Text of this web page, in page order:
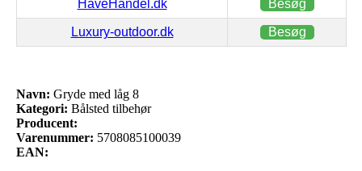
HaveHandel.dk Besøg
Luxury-outdoor.dk Besøg
Navn: Gryde med låg 8
Kategori: Bålsted tilbehør
Producent:
Varenummer: 5708085100039
EAN: